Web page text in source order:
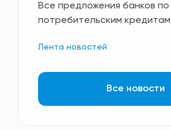
Все предложения банков по
потребительским кредитам
Лента новостей
Все новости